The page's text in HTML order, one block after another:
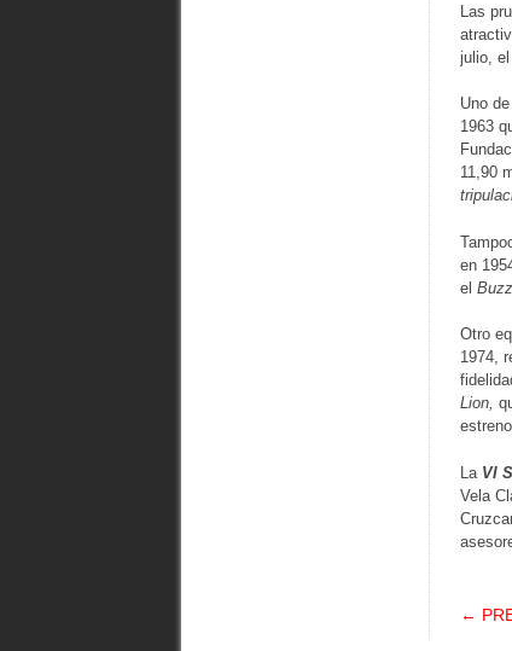
Las
julio,
Uno
1963
11,90
en
el
Otro
1974,
Lion,
La VI
Vela
←